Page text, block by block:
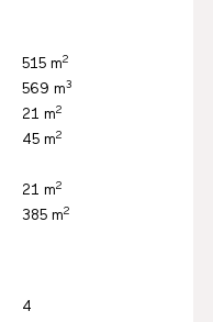
515 m2
569 m3
21 m2
45 m2
21 m2
385 m2
4